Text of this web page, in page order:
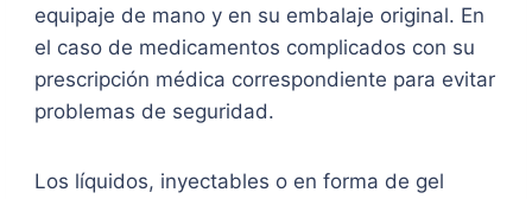
equipaje de mano y en su embalaje original. En
el caso de medicamentos complicados con su
prescripción médica correspondiente para evitar
problemas de seguridad.
Los líquidos, inyectables o en forma de gel